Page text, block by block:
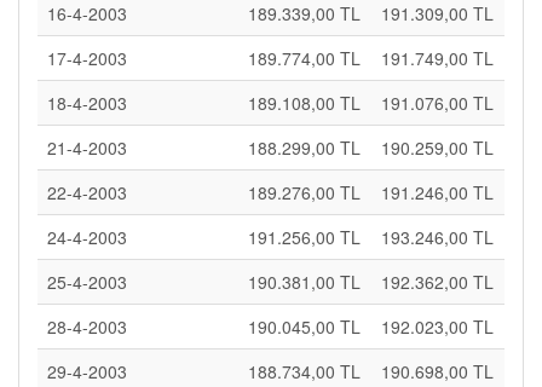
16-4-2003
189.339,00 TL
191.309,00 TL
17-4-2003
189.774,00 TL
191.749,00 TL
18-4-2003
189.108,00 TL
191.076,00 TL
21-4-2003
188.299,00 TL
190.259,00 TL
22-4-2003
189.276,00 TL
191.246,00 TL
24-4-2003
191.256,00 TL
193.246,00 TL
25-4-2003
190.381,00 TL
192.362,00 TL
28-4-2003
190.045,00 TL
192.023,00 TL
29-4-2003
188.734,00 TL
190.698,00 TL